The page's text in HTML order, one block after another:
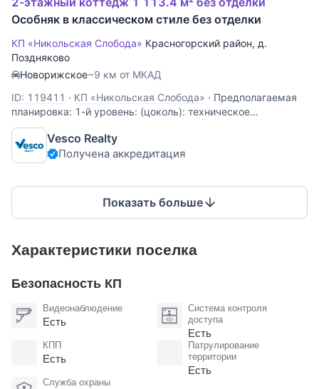
Особняк в классическом стиле без отделки
КП «Никольская Слобода» Красногорский район, д.
Поздняково
Новорижское~9 км от МКАД
ID: 119411 · КП «Никольская Слобода» · Предполагаемая
планировка: 1-й уровень: (цоколь): техническое
помещение; 2-й уровень: двусветная гостиная с камином,
кухня, совмещенная с обеденной зоной, спальня с
санузлом, гардеробная, полноценный и гостевой санузлы,
Vesco Realty
Получена аккредитация
Показать больше
Характеристики поселка
Безопасность КП
Видеонаблюдение
Есть
Система контроля
доступа
Есть
КПП
Есть
Патрулирование
территории
Есть
Служба охраны